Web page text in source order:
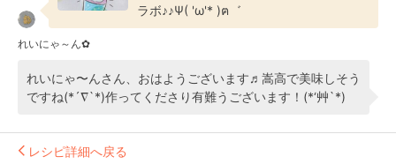
ラボ♪♪Ψ( 'ω'* )ฅ゛
れいにゃ～ん✿
れいにゃ〜んさん、おはようございます♬嵩高で美味しそう
ですね(*´∇`*)作ってくださり有難うございます！(*‘艸`*)
レシピ詳細へ戻る